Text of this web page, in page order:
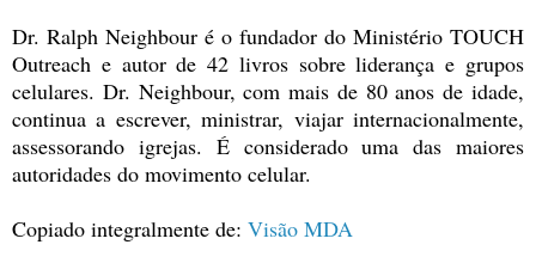
Dr. Ralph Neighbour é o fundador do Ministério TOUCH
Outreach e autor de 42 livros sobre liderança e grupos
celulares. Dr. Neighbour, com mais de 80 anos de idade,
continua a escrever, ministrar, viajar internacionalmente,
assessorando igrejas. É considerado uma das maiores
autoridades do movimento celular.
Copiado integralmente de: Visão MDA